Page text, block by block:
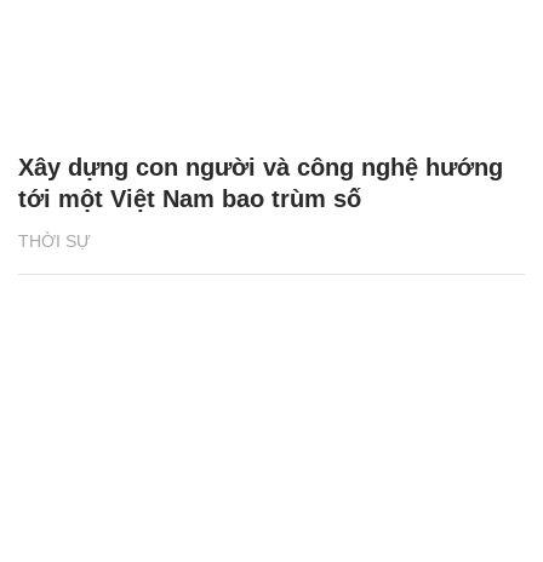
THỜI SỰ
Xây dựng con người và công nghệ hướng
tới một Việt Nam bao trùm số